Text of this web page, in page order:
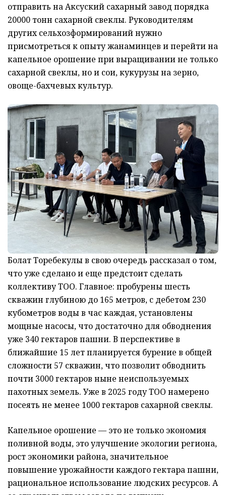
отправить на Аксуский сахарный завод порядка
20000 тонн сахарной свеклы. Руководителям
других сельхозформирований нужно
присмотреться к опыту жанаминцев и перейти на
капельное орошение при выращивании не только
сахарной свеклы, но и сои, кукурузы на зерно,
овоще-бахчевых культур.
Болат Торебекулы в свою очередь рассказал о том,
что уже сделано и еще предстоит сделать
коллективу ТОО. Главное: пробурены шесть
скважин глубиною до 165 метров, с дебетом 230
кубометров воды в час каждая, установлены
мощные насосы, что достаточно для обводнения
уже 340 гектаров пашни. В перспективе в
ближайшие 15 лет планируется бурение в общей
сложности 57 скважин, что позволит обводнить
почти 3000 гектаров ныне неиспользуемых
пахотных земель. Уже в 2025 году ТОО намерено
посеять не менее 1000 гектаров сахарной свеклы.
Капельное орошение — это не только экономия
поливной воды, это улучшение экологии региона,
рост экономики района, значительное
повышение урожайности каждого гектара пашни,
рациональное использование людских ресурсов. А